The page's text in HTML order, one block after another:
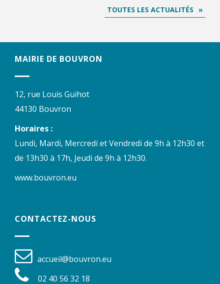
TOUTES LES ACTUALITÉS
MAIRIE DE BOUVRON
12, rue Louis Guihot
44130 Bouvron
Horaires :
Lundi, Mardi, Mercredi et Vendredi de 9h à 12h30 et
de 13h30 à 17h, Jeudi de 9h à 12h30.
www.bouvron.eu
CONTACTEZ-NOUS
accueil@bouvron.eu
02 40 56 32 18